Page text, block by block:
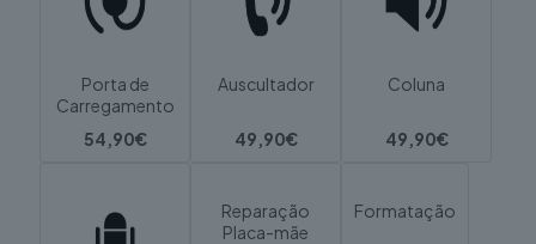
Porta de
Carregamento
54,90€
Auscultador
49,90€
Coluna
49,90€
Reparação
Placa-mãe
Formatação